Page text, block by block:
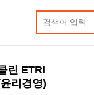
린 ETRI
리경영)